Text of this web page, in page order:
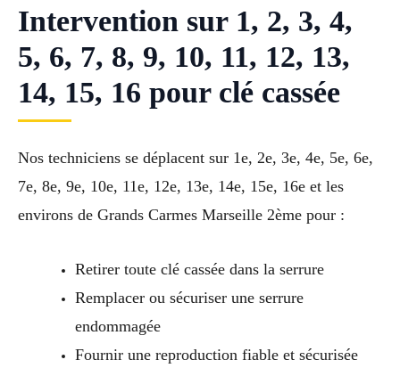
Intervention sur 1, 2, 3, 4,
5, 6, 7, 8, 9, 10, 11, 12, 13,
14, 15, 16 pour clé cassée
Nos techniciens se déplacent sur 1e, 2e, 3e, 4e, 5e, 6e,
7e, 8e, 9e, 10e, 11e, 12e, 13e, 14e, 15e, 16e et les
environs de Grands Carmes Marseille 2ème pour :
Retirer toute clé cassée dans la serrure
Remplacer ou sécuriser une serrure
endommagée
Fournir une reproduction fiable et sécurisée